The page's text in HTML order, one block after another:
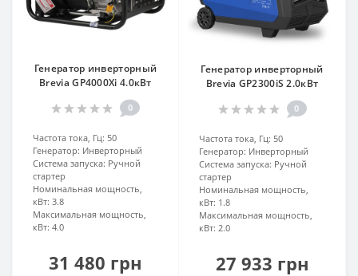
Генератор инверторный
Brevia GP4000Xi 4.0кВт
0
Частота тока, Гц: 50
Генератор: Инверторный
Система запуска: Ручной
стартер
Номинальная мощность,
кВт: 3.8
Максимальная мощность,
кВт: 4.0
31 480 грн
Генератор инверторный
Brevia GP2300iS 2.0кВт
0
Частота тока, Гц: 50
Генератор: Инверторный
Система запуска: Ручной
стартер
Номинальная мощность,
кВт: 1.8
Максимальная мощность,
кВт: 2.0
27 933 грн